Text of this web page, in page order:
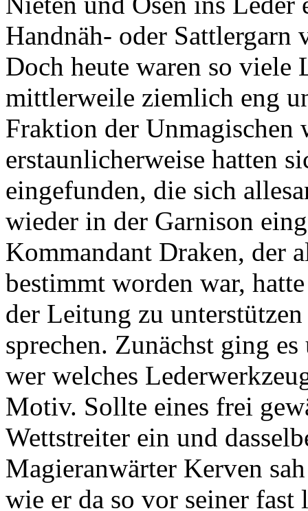
Handnäh- oder Sattlergarn
Doch heute waren so viele
mittlerweile ziemlich eng
Fraktion der Unmagischen
erstaunlicherweise hatten
eingefunden, die sich
wieder in der Garnison
Kommandant Draken, der
bestimmt worden war,
der Leitung zu
sprechen. Zunächst ging
wer welches
Motiv. Sollte eines frei
Wettstreiter ein und
Magieranwärter Kerven
wie er da so vor seiner fast